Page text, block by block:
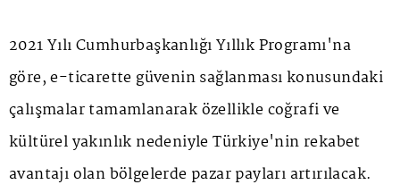
2021 Yılı Cumhurbaşkanlığı Yıllık Programı'na
göre, e-ticarette güvenin sağlanması konusundaki
çalışmalar tamamlanarak özellikle coğrafi ve
kültürel yakınlık nedeniyle Türkiye'nin rekabet
avantajı olan bölgelerde pazar payları artırılacak.